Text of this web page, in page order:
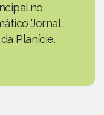
no
'Jornal
Planície.